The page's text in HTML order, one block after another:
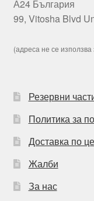
А24 България
99, Vitosha Blvd
(адреса не се
Резервни
Политика за
Доставка по
Жалби
За нас